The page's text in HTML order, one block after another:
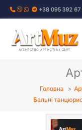
Перейти
+38 095 392 67
АГЕНТСТВО АРТИСТІВ І СВЯТ
Головна
Бальні